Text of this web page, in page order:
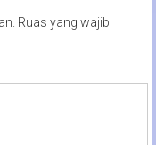
Ruas yang wajib